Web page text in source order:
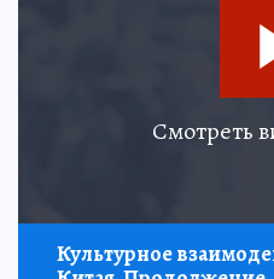
Смотреть
Культурное